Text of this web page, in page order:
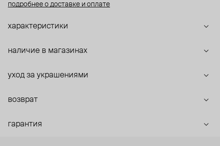
подробнее о доставке и оплате
характеристики
наличие в магазинах
уход за украшениями
возврат
гарантия